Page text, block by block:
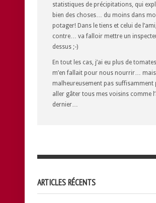
statistiques de précipitations, qui
bien des choses… du moins dans
potager! Dans le tiens et celui de
contre… va falloir mettre un
dessus ;-)
En tout les cas, j’ai eu plus de tomates
m’en fallait pour nous nourrir… mais
malheureusement pas suffisamment
aller gâter tous mes voisins comme
dernier…
ARTICLES RÉCENTS